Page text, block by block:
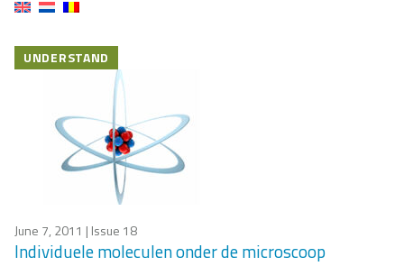
UNDERSTAND
June 7, 2011 | Issue 18
Individuele moleculen onder de microscoop